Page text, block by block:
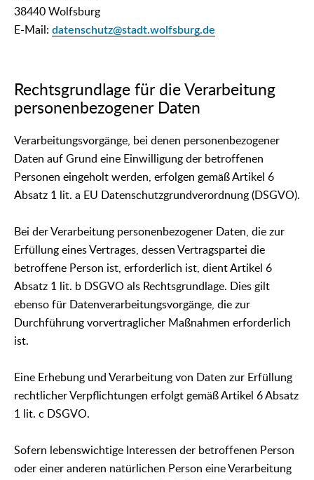
38440 Wolfsburg
E-Mail: datenschutz@stadt.wolfsburg.de
Rechtsgrundlage für die Verarbeitung
personenbezogener Daten
Verarbeitungsvorgänge, bei denen personenbezogener
Daten auf Grund eine Einwilligung der betroffenen
Personen eingeholt werden, erfolgen gemäß Artikel 6
Absatz 1 lit. a EU Datenschutzgrundverordnung (DSGVO).
Bei der Verarbeitung personenbezogener Daten, die zur
Erfüllung eines Vertrages, dessen Vertragspartei die
betroffene Person ist, erforderlich ist, dient Artikel 6
Absatz 1 lit. b DSGVO als Rechtsgrundlage. Dies gilt
ebenso für Datenverarbeitungsvorgänge, die zur
Durchführung vorvertraglicher Maßnahmen erforderlich
ist.
Eine Erhebung und Verarbeitung von Daten zur Erfüllung
rechtlicher Verpflichtungen erfolgt gemäß Artikel 6 Absatz
1 lit. c DSGVO.
Sofern lebenswichtige Interessen der betroffenen Person
oder einer anderen natürlichen Person eine Verarbeitung